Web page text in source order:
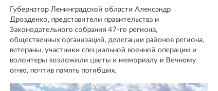
Губернатор Ленинградской области Александр
Дрозденко, представители правительства и
Законодательного собрания 47-го региона,
общественных организаций, делегации районов региона,
ветераны, участники специальной военной операции и
волонтеры возложили цветы к мемориалу и Вечному
огню, почтив память погибших.